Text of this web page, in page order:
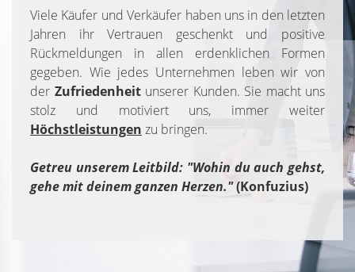
Viele Käufer und Verkäufer haben uns in den letzten
Jahren ihr Vertrauen geschenkt und positive
Rückmeldungen in allen erdenklichen Formen
gegeben. Wie jedes Unternehmen leben wir von
der Zufriedenheitunserer Kunden. Sie macht uns
stolz und motiviert uns, immer weiter
Höchstleistungen zu bringen.
Getreu unserem Leitbild: "Wohin du auch gehst,
gehe mit deinem ganzen Herzen."(Konfuzius)